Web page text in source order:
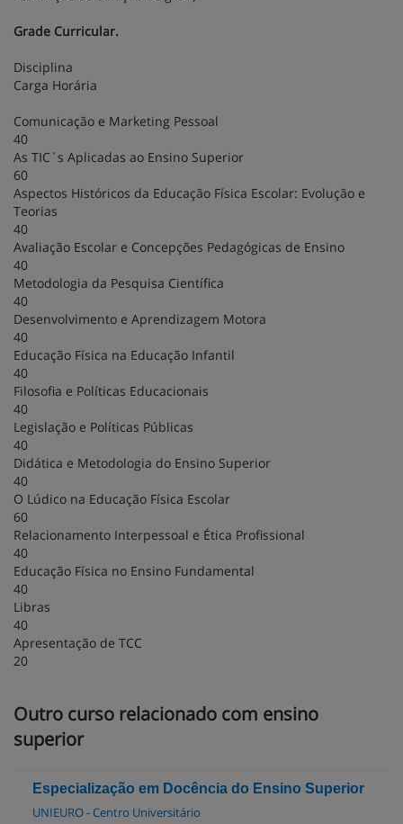
Grade Curricular.
Disciplina
Carga Horária
Comunicação e Marketing Pessoal
40
As TIC´s Aplicadas ao Ensino Superior
60
Aspectos Históricos da Educação Física Escolar: Evolução e
Teorias
40
Avaliação Escolar e Concepções Pedagógicas de Ensino
40
Metodologia da Pesquisa Científica
40
Desenvolvimento e Aprendizagem Motora
40
Educação Física na Educação Infantil
40
Filosofia e Políticas Educacionais
40
Legislação e Políticas Públicas
40
Didática e Metodologia do Ensino Superior
40
O Lúdico na Educação Física Escolar
60
Relacionamento Interpessoal e Ética Profissional
40
Educação Física no Ensino Fundamental
40
Libras
40
Apresentação de TCC
20
Outro curso relacionado com ensino
superior
Especialização em Docência do Ensino Superior
UNIEURO - Centro Universitário